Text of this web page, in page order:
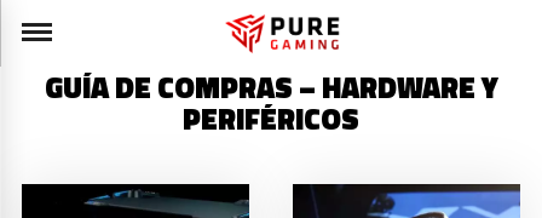
GUÍA DE COMPRAS – HARDWARE Y
PERIFÉRICOS